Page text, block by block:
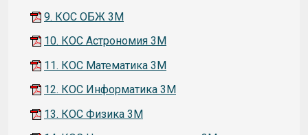
9. КОС ОБЖ 3М
10. КОС Астрономия 3М
11. КОС Математика 3М
12. КОС Информатика 3М
13. КОС Физика 3М